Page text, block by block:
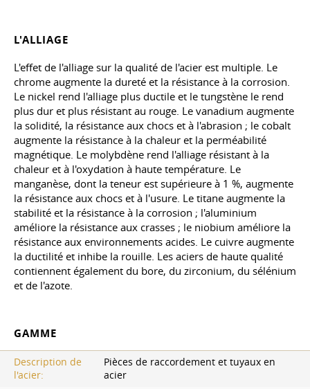
L'ALLIAGE
L'effet de l'alliage sur la qualité de l'acier est multiple. Le
chrome augmente la dureté et la résistance à la corrosion.
Le nickel rend l'alliage plus ductile et le tungstène le rend
plus dur et plus résistant au rouge. Le vanadium augmente
la solidité, la résistance aux chocs et à l'abrasion ; le cobalt
augmente la résistance à la chaleur et la perméabilité
magnétique. Le molybdène rend l'alliage résistant à la
chaleur et à l'oxydation à haute température. Le
manganèse, dont la teneur est supérieure à 1 %, augmente
la résistance aux chocs et à l'usure. Le titane augmente la
stabilité et la résistance à la corrosion ; l'aluminium
améliore la résistance aux crasses ; le niobium améliore la
résistance aux environnements acides. Le cuivre augmente
la ductilité et inhibe la rouille. Les aciers de haute qualité
contiennent également du bore, du zirconium, du sélénium
et de l'azote.
GAMME
Description de
l'acier:
Pièces de raccordement et tuyaux en
acier